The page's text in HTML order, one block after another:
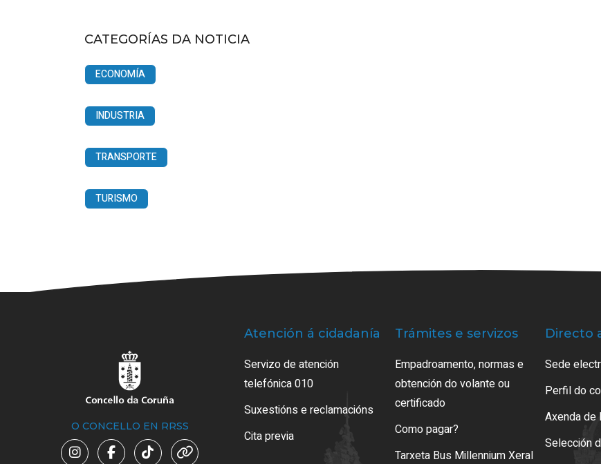
CATEGORÍAS DA NOTICIA
ECONOMÍA
INDUSTRIA
TRANSPORTE
TURISMO
O CONCELLO EN RRSS
Atención á cidadanía
Servizo de atención
telefónica 010
Suxestións e reclamacións
Cita previa
Trámites e servizos
Empadroamento, normas e
obtención do volante ou
certificado
Como pagar?
Tarxeta Bus Millennium Xeral
Directo
Sede
Perfil do
Axenda de
Selección